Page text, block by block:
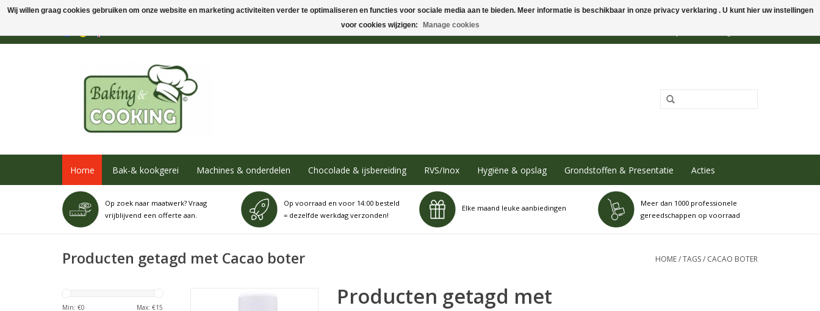
Home Bak-& kookgerei Machines & onderdelen Chocolade & ijsbereiding RVS/Inox Hygiëne & opslag Grondstoffen & Presentatie Acties
Op zoek naar maatwerk? Vraag
vrijblijvend een offerte aan.
Op voorraad en voor 14:00 besteld
= dezelfde werkdag verzonden!
Elke maand leuke aanbiedingen
Meer dan 1000 professionele
gereedschappen op voorraad
Producten getagd met Cacao boter HOME/TAGS/ CACAO BOTER
Min: €0 Max: €15
De Cacaoboter Spray van Brand
Producten getagd met
Wij willen graag cookies gebruiken om onze website en marketing activiteiten verder te optimaliseren en functies voor sociale media aan te bieden. Meer informatie is beschikbaar in onze privacy verklaring . U kunt hier uw instellingen
voor cookies wijzigen:
Manage cookies